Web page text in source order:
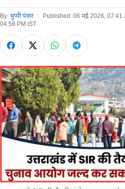
By: भुप्पी पंवार Published: 06 मई 2026, 07:41
04:58 PM IST